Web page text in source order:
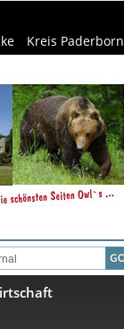
Kreis Paderborn